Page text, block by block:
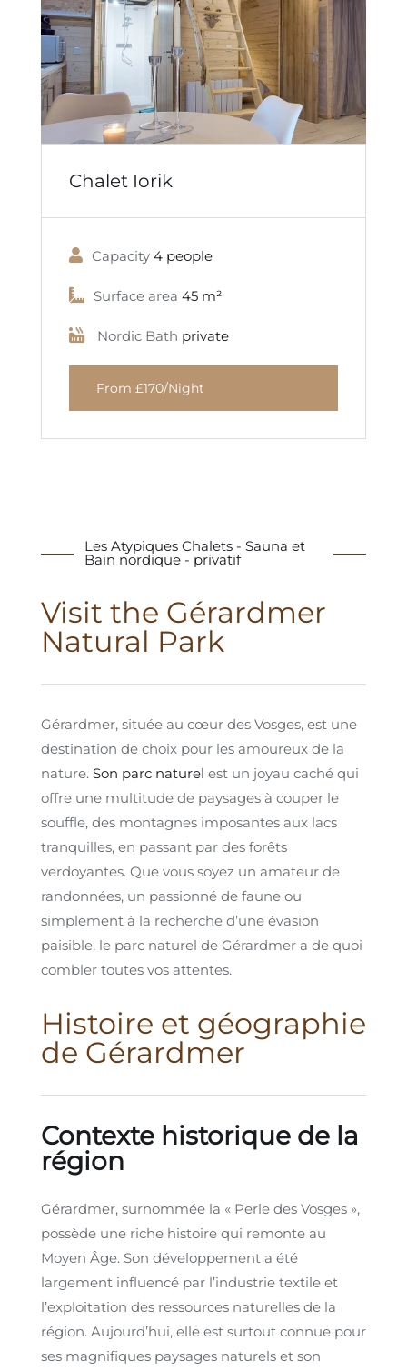
Chalet Iorik
Capacity 4 people
Surface area 45 m²
Nordic Bath private
From £170/Night
Les Atypiques Chalets - Sauna et
Bain nordique - privatif
Visit the Gérardmer
Natural Park
Gérardmer, située au cœur des Vosges, est une
destination de choix pour les amoureux de la
nature. Son parc naturel est un joyau caché qui
offre une multitude de paysages à couper le
souffle, des montagnes imposantes aux lacs
tranquilles, en passant par des forêts
verdoyantes. Que vous soyez un amateur de
randonnées, un passionné de faune ou
simplement à la recherche d’une évasion
paisible, le parc naturel de Gérardmer a de quoi
combler toutes vos attentes.
Histoire et géographie
de Gérardmer
Contexte historique de la
région
Gérardmer, surnommée la « Perle des Vosges »,
possède une riche histoire qui remonte au
Moyen Âge. Son développement a été
largement influencé par l’industrie textile et
l’exploitation des ressources naturelles de la
région. Aujourd’hui, elle est surtout connue pour
ses magnifiques paysages naturels et son